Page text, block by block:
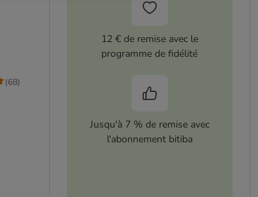
(68)
12 € de remise avec le
programme de fidélité
Jusqu'à 7 % de remise avec
l'abonnement bitiba